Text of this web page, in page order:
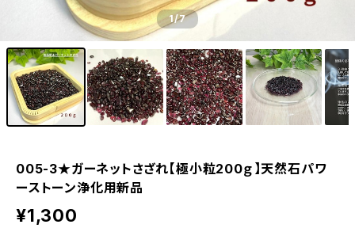
1/7
005-3★ガーネットさざれ【極小粒200ｇ】天然石パワ
ーストーン浄化用新品
¥1,300